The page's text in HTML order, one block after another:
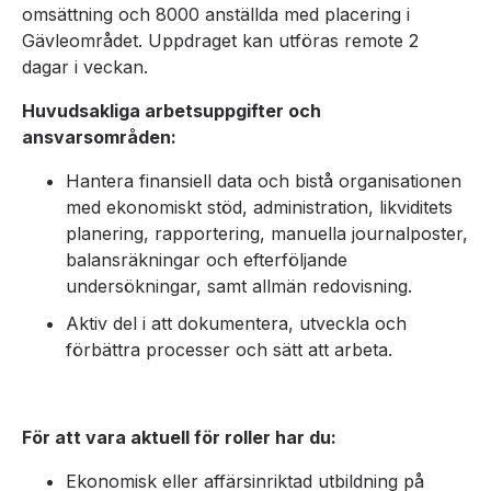
omsättning och 8000 anställda med placering i
Gävleområdet. Uppdraget kan utföras remote 2
dagar i veckan.
Huvudsakliga arbetsuppgifter och
ansvarsområden:
Hantera finansiell data och bistå organisationen
med ekonomiskt stöd, administration, likviditets
planering, rapportering, manuella journalposter,
balansräkningar och efterföljande
undersökningar, samt allmän redovisning.
Aktiv del i att dokumentera, utveckla och
förbättra processer och sätt att arbeta.
För att vara aktuell för roller har du:
Ekonomisk eller affärsinriktad utbildning på